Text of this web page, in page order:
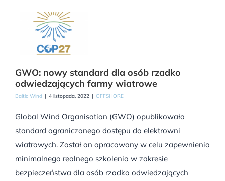
GWO: nowy standard dla osób rzadko
odwiedzających farmy wiatrowe
Baltic Wind | 4 listopada, 2022 | OFFSHORE
Global Wind Organisation (GWO) opublikowała
standard ograniczonego dostępu do elektrowni
wiatrowych. Został on opracowany w celu zapewnienia
minimalnego realnego szkolenia w zakresie
bezpieczeństwa dla osób rzadko odwiedzających